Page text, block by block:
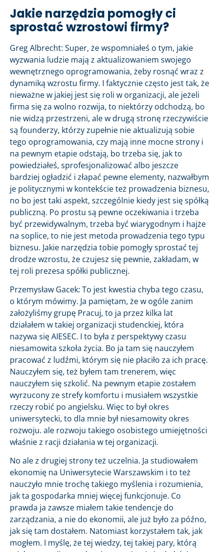
Jakie narzędzia pomogły ci
sprostać wzrostowi firmy?
Greg Albrecht: Super, że wspomniałeś o tym, jakie
wyzwania ludzie mają z aktualizowaniem swojego
wewnętrznego oprogramowania, żeby rosnąć wraz z
dynamiką wzrostu firmy. I faktycznie często jest tak, że
nieważne w jakiej jest się roli w organizacji, ale jeżeli
firma się za wolno rozwija, to niektórzy odchodzą, bo
nie widzą przestrzeni, ale w drugą stronę rzeczywiście
są founderzy, którzy zupełnie nie aktualizują sobie
tego oprogramowania, czy mają inne mocne strony i
na pewnym etapie odstają, bo trzeba się, jak to
powiedziałeś, sprofesjonalizować albo jeszcze
bardziej ogładzić i złapać pewne elementy, nazwałbym
je politycznymi w kontekście też prowadzenia biznesu,
no bo jest taki aspekt, szczególnie kiedy jest się spółką
publiczną. Po prostu są pewne oczekiwania i trzeba
być przewidywalnym, trzeba być wiarygodnym i hajże
na soplice, to nie jest metoda prowadzenia tego typu
biznesu. Jakie narzędzia tobie pomogły sprostać tej
drodze wzrostu, że czujesz się pewnie, zakładam, w
tej roli prezesa spółki publicznej.
Przemysław Gacek: To jest kwestia chyba tego czasu,
o którym mówimy. Ja pamiętam, że w ogóle zanim
założyliśmy grupę Pracuj, to ja przez kilka lat
działałem w takiej organizacji studenckiej, która
nazywa się AIESEC. I to była z perspektywy czasu
niesamowita szkoła życia. Bo ja tam się nauczyłem
pracować z ludźmi, którym się nie płaciło za ich pracę.
Nauczyłem się, też byłem tam trenerem, więc
nauczyłem się szkolić. Na pewnym etapie zostałem
wyrzucony ze strefy komfortu i musiałem wszystkie
rzeczy robić po angielsku. Więc to był okres
uniwersytecki, to dla mnie był niesamowity okres
rozwoju. ale rozwoju takiego osobistego umiejętności
właśnie z racji działania w tej organizacji.
No ale z drugiej strony też uczelnia. Ja studiowałem
ekonomię na Uniwersytecie Warszawskim i to też
nauczyło mnie trochę takiego myślenia i rozumienia,
jak ta gospodarka mniej więcej funkcjonuje. Co
prawda ja zawsze miałem takie tendencje do
zarządzania, a nie do ekonomii, ale już było za późno,
jak się tam dostałem. Natomiast korzystałem tak, jak
mogłem. I myślę, że tej wiedzy, tej takiej pary, którą